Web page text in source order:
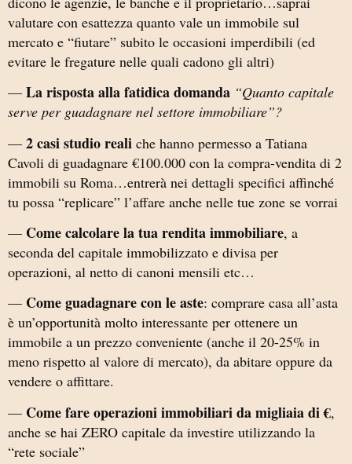
valutare con esattezza quanto vale un immobile sul
mercato e “fiutare” subito le occasioni imperdibili (ed
evitare le fregature nelle quali cadono gli altri)
— La risposta alla fatidica domanda “Quanto capitale
serve per guadagnare nel settore immobiliare”?
— 2 casi studio reali che hanno permesso a Tatiana
Cavoli di guadagnare €100.000 con la compra-vendita di 2
immobili su Roma…entrerà nei dettagli specifici affinché
tu possa “replicare” l’affare anche nelle tue zone se vorrai
— Come calcolare la tua rendita immobiliare, a
seconda del capitale immobilizzato e divisa per
operazioni, al netto di canoni mensili etc…
— Come guadagnare con le aste: comprare casa all’asta
è un’opportunità molto interessante per ottenere un
immobile a un prezzo conveniente (anche il 20-25% in
meno rispetto al valore di mercato), da abitare oppure da
vendere o affittare.
— Come fare operazioni immobiliari da migliaia di €,
anche se hai ZERO capitale da investire utilizzando la
“rete sociale”